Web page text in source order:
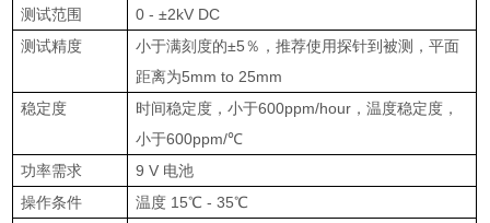
测试范围
0 - ±2kV DC
测试精度
小于满刻度的±5％，推荐使用探针到被测，平面
距离为5mm to 25mm
稳定度
时间稳定度，小于600ppm/hour ，温度稳定度，
小于600ppm/℃
功率需求
9 V 电池
操作条件
温度 15℃ - 35℃